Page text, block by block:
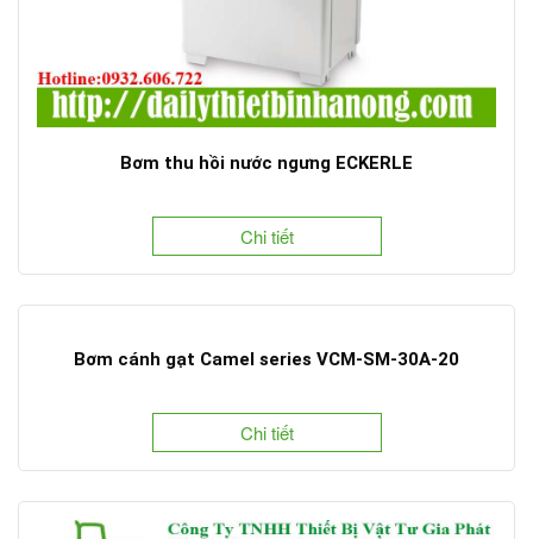
Bơm thu hồi nước ngưng ECKERLE
Chi tiết
Bơm cánh gạt Camel series VCM-SM-30A-20
Chi tiết